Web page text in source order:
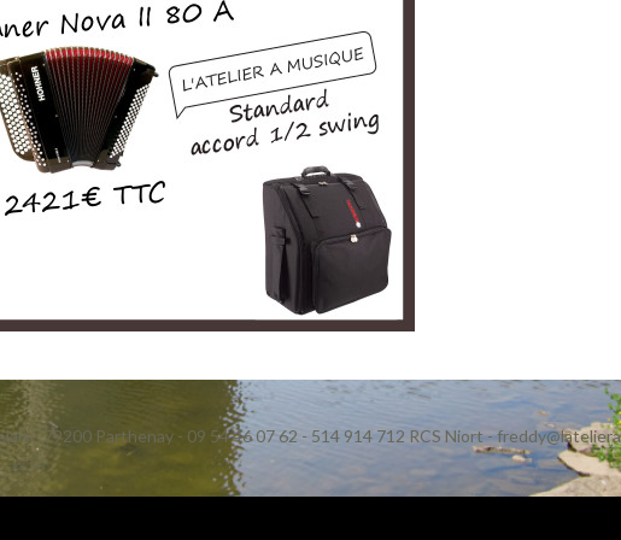
- 79200 Parthenay - 09 54 46 07 62 - 514 914 712 RCS Niort-